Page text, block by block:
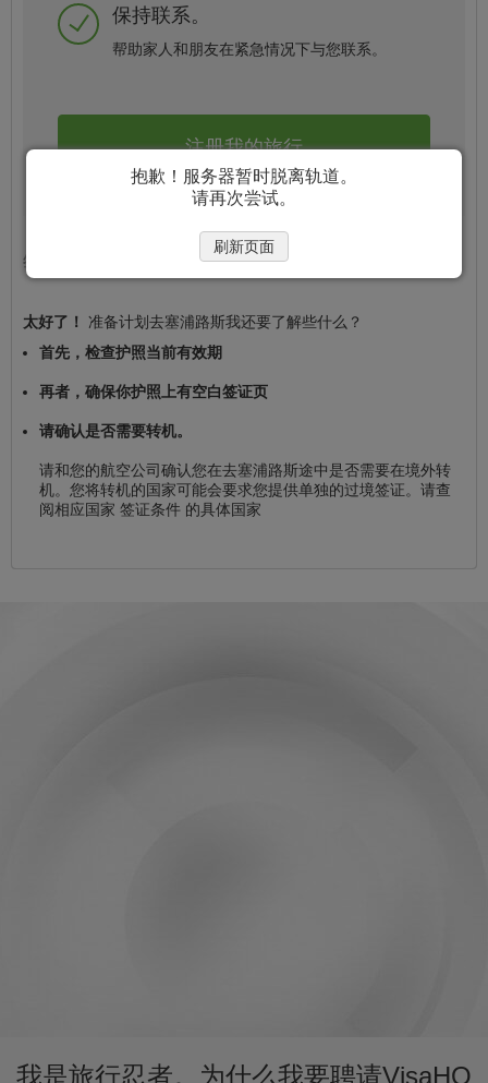
保持联系。
帮助家人和朋友在紧急情况下与您联系。
注册我的旅行
签证 根据该出行目的
太好了！ 准备计划去塞浦路斯我还要了解些什么？
首先，检查护照当前有效期
再者，确保你护照上有空白签证页
请确认是否需要转机。
请和您的航空公司确认您在去塞浦路斯途中是否需要在境外转
机。您将转机的国家可能会要求您提供单独的过境签证。请查
阅相应国家 签证条件 的具体国家
我是旅行忍者。为什么我要聘请VisaHQ
抱歉！服务器暂时脱离轨道。
请再次尝试。
刷新页面